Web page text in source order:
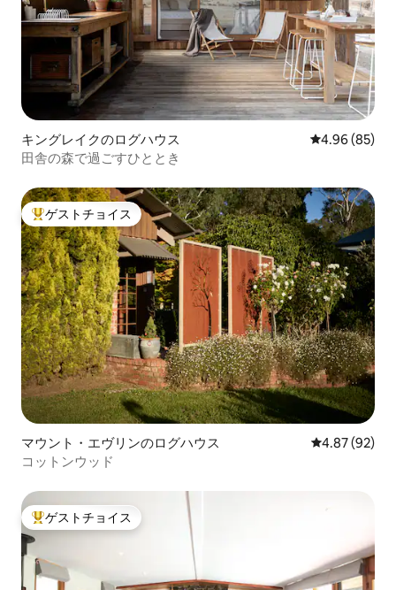
キングレイクのログハウス レビュー85
4.96 (85)
田舎の森で過ごすひととき
大好評のゲストチョイスです。
ゲストチョイス
マウント・エヴリンのログハウス レビュー92
4.87 (92)
コットンウッド
大好評のゲストチョイスです。
ゲストチョイス